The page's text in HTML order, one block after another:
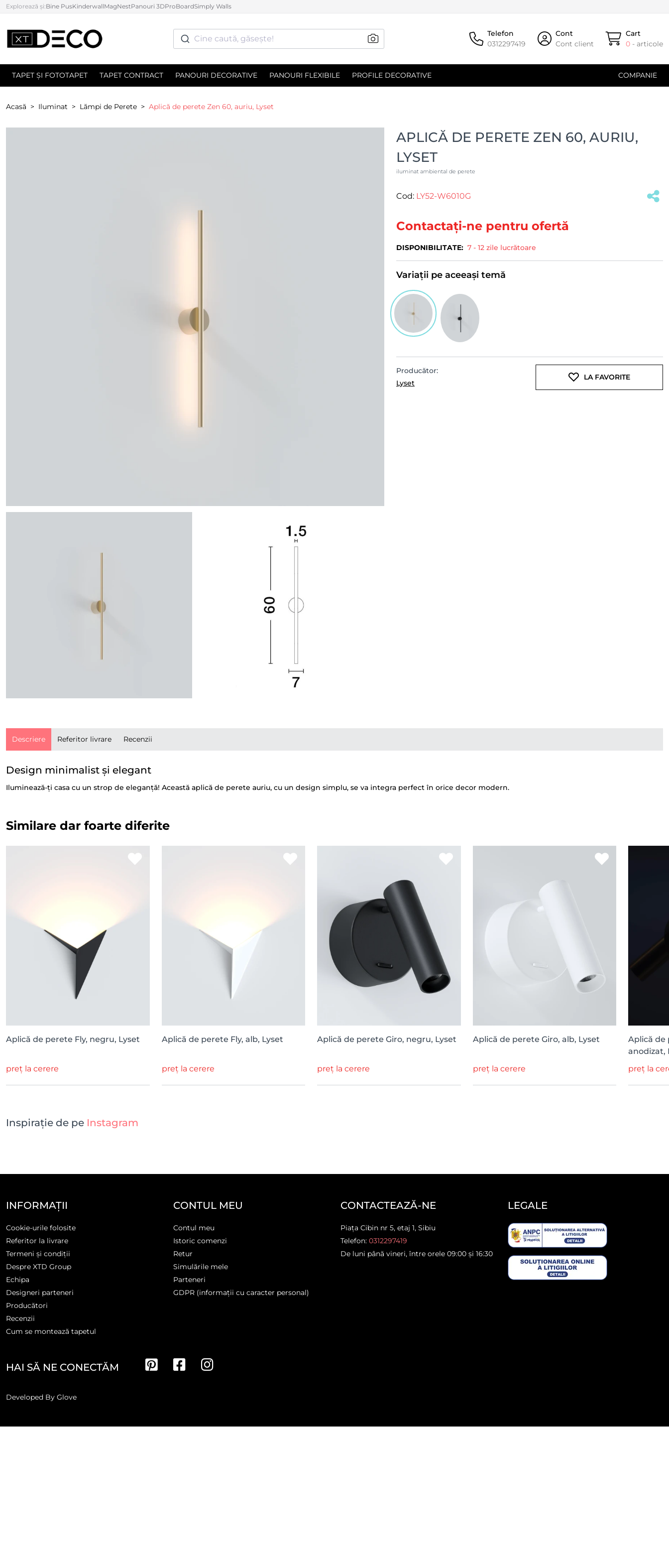
Explorează și:Bine PusKinderwallMagNestPanouri 3DProBoardSimply Walls
Cine caută, găsește!
Telefon
0312297419
Cont
Cont client
Cart
0 - articole
TAPET ȘI FOTOTAPET TAPET CONTRACT PANOURI DECORATIVE PANOURI FLEXIBILE PROFILE DECORATIVE COMPANIE
Acasă Iluminat Lămpi de Perete Aplică de perete Zen 60, auriu, Lyset
APLICĂ DE PERETE ZEN 60, AURIU,
LYSET
iluminat ambiental de perete
Cod: LY52-W6010G
Contactați-ne pentru ofertă
DISPONIBILITATE: 7 - 12 zile lucrătoare
Variații pe aceeași temă
Producător:
Lyset
LA FAVORITE
Descriere Referitor livrare Recenzii
Design minimalist și elegant
Iluminează-ți casa cu un strop de eleganță! Această aplică de perete auriu, cu un design simplu, se va integra perfect în orice decor modern.
Similare dar foarte diferite
Aplică de perete Fly, negru, Lyset
preț la cerere
Aplică de perete Fly, alb, Lyset
preț la cerere
Aplică de perete Giro, negru, Lyset
preț la cerere
Aplică de perete Giro, alb, Lyset
preț la cerere
Aplică de
anodizat,
preț la
Inspirație de pe Instagram
INFORMAȚII
Cookie-urile folosite
Referitor la livrare
Termeni și condiții
Despre XTD Group
Echipa
Designeri parteneri
Producători
Recenzii
Cum se montează tapetul
CONTUL MEU
Contul meu
Istoric comenzi
Retur
Simulările mele
Parteneri
GDPR (informații cu caracter personal)
CONTACTEAZĂ-NE
Piața Cibin nr 5, etaj 1, Sibiu
Telefon: 0312297419
De luni până vineri, între orele 09:00 și 16:30
LEGALE
HAI SĂ NE CONECTĂM
Developed By Glove